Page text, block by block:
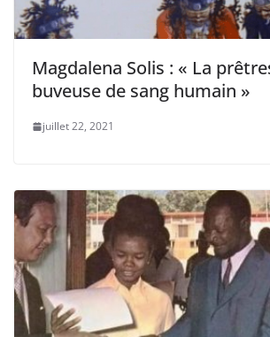
Magdalena Solis : « La
buveuse de sang humain »
juillet 22, 2021